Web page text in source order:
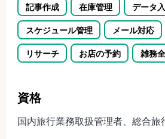
記事作成 在庫管理 データ
スケジュール管理 メール対応
リサーチ お店の予約 雑務
資格
国内旅行業務取扱管理者、総合旅